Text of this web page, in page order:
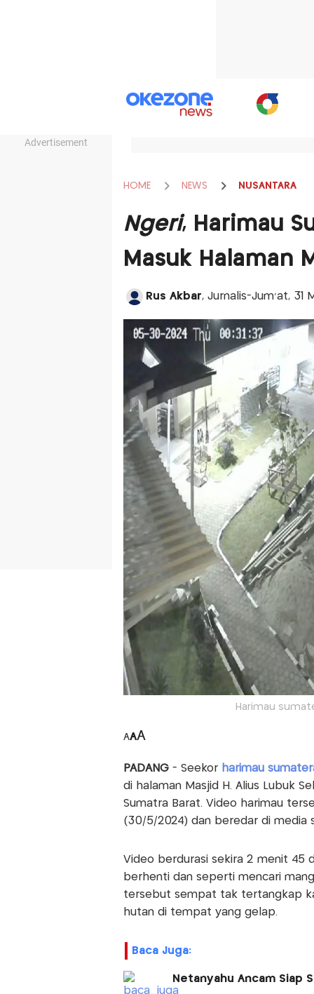
Advertisement
HOME NEWS NUSANTARA
Ngeri, Harimau
Masuk Halaman
Rus Akbar, Jurnalis-Jum'at, 31
Harimau
AAA
PADANG - Seekor harimau
di halaman Masjid H. Alius Lubuk
Sumatra Barat. Video harimau
(30/5/2024) dan beredar di media
Video berdurasi sekira 2 menit 45
berhenti dan seperti mencari
tersebut sempat tak tertangkap
hutan di tempat yang gelap.
Baca Juga:
Netanyahu Ancam Siap